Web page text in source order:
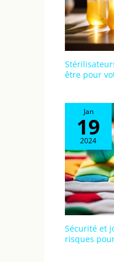
panier
plus, un sac
l'arrière de la
sur le côté.
et un grand
que la
être pour
Jan
19
2024
Sécurité et
risques